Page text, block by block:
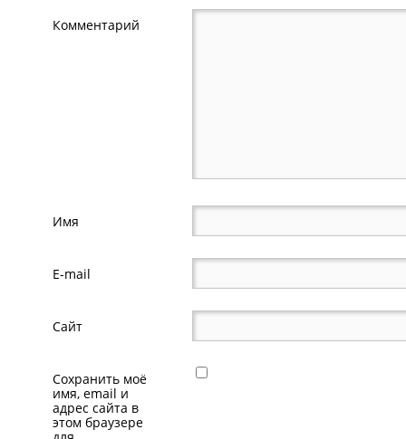
Комментарий
Имя
E-mail
Сайт
Сохранить моё
имя, email и
адрес сайта в
этом браузере